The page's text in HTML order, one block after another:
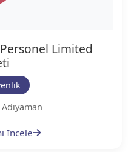
Limited
İncele